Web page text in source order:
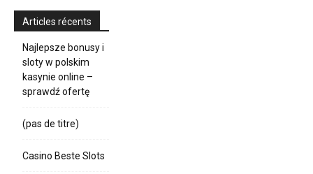
Articles récents
Najlepsze bonusy i
sloty w polskim
kasynie online –
sprawdź ofertę
(pas de titre)
Casino Beste Slots